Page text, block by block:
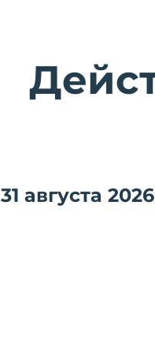
31 августа 2026